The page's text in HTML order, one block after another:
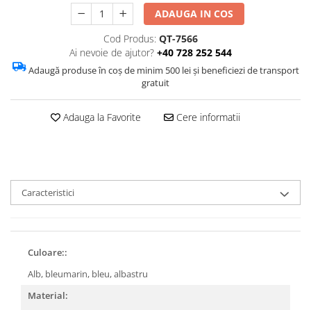
ADAUGA IN COS
Cod Produs: QT-7566
Ai nevoie de ajutor? +40 728 252 544
Adaugă produse în coș de minim 500 lei și beneficiezi de transport
gratuit
Adauga la Favorite Cere informatii
Caracteristici
Culoare::
Alb, bleumarin, bleu, albastru
Material: